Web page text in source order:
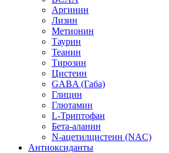
Аргинин
Лизин
Метионин
Таурин
Теанин
Тирозин
Цистеин
GABA (Габа)
Глицин
Глютамин
L-Триптофан
Бета-аланин
N-ацетилцистеин (NAC)
Антиоксиданты